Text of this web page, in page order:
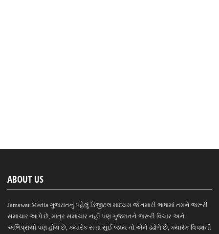
ABOUT US
Jamawat Media ગુજરાતનું પહેલું ડિજીટલ માધ્યમ જે તમારી ભાષામાં તમને જરૂરી
સમાચાર આપે છે, માત્ર સમાચાર નહીં પણ ગુજરાતને જરૂરી વિચાર અને
અભિપ્રાયો પણ હોય છે, ક્યારેક સત્તા સુઈ જાય તો એને ઢંઢોળે છે, ક્યારેક વિપક્ષની